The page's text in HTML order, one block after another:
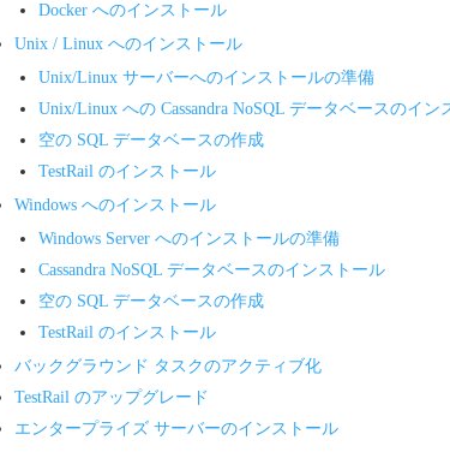
Docker へのインストール
Unix / Linux へのインストール
Unix/Linux サーバーへのインストールの準備
Unix/Linux への Cassandra NoSQL データベースのイン
空の SQL データベースの作成
TestRail のインストール
Windows へのインストール
Windows Server へのインストールの準備
Cassandra NoSQL データベースのインストール
空の SQL データベースの作成
TestRail のインストール
バックグラウンド タスクのアクティブ化
TestRail のアップグレード
エンタープライズ サーバーのインストール